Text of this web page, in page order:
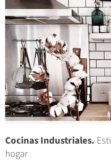
Cocinas Industriales.
hogar